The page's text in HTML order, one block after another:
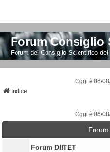
Forum Consiglio
Forum del Consiglio Scientifico
Oggi è 06/
Indice
Oggi è 06/
Forum DIITET